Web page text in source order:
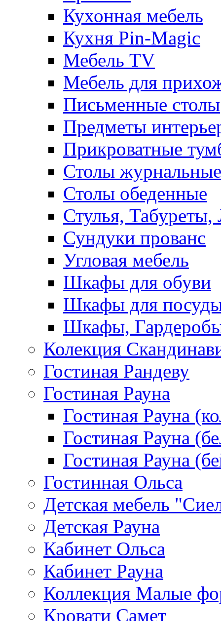
Кухонная мебель
Кухня Pin-Magic
Мебель TV
Мебель для
Письменные столы
Предметы
Прикроватные
Столы журнальные
Столы обеденные
Стулья, Табуреты,
Сундуки прованс
Угловая мебель
Шкафы для обуви
Шкафы для
Шкафы,
Колекция
Гостиная Рандеву
Гостиная Рауна
Гостиная Рауна
Гостиная Рауна
Гостиная Рауна
Гостинная Ольса
Детская мебель
Детская Рауна
Кабинет Ольса
Кабинет Рауна
Коллекция Малые
Кровати Самет